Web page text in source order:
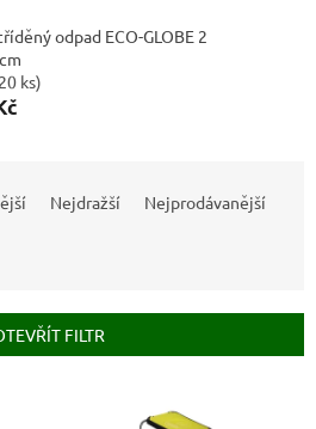
odpad ECO-GLOBE 2
20 ks)
Nejdražší Nejprodávanější
FILTR